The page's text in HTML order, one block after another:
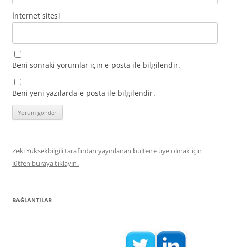
İnternet sitesi
Beni sonraki yorumlar için e-posta ile bilgilendir.
Beni yeni yazılarda e-posta ile bilgilendir.
Zeki Yüksekbilgili tarafından yayınlanan bültene üye olmak için
lütfen buraya tıklayın.
BAĞLANTILAR